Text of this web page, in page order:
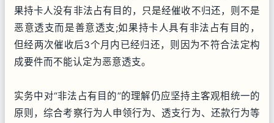
果持卡人没有非法占有目的，只是经催收不归还，则不是
恶意透支而是善意透支;如果持卡人具有非法占有目的，
但经两次催收后3个月内已经归还，则因为不符合法定构
成要件而不能认定为恶意透支。
实务中对“非法占有目的”的理解仍应坚持主客观相统一的
原则，综合考察行为人申领行为、透支行为、还款行为等